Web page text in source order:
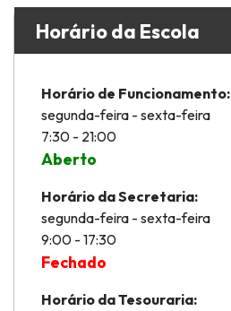
Horário da Escola
Horário de Funcionamento:
segunda-feira - sexta-feira
7:30 - 21:00
Aberto
Horário da Secretaria:
segunda-feira - sexta-feira
9:00 - 17:30
Fechado
Horário da Tesouraria: